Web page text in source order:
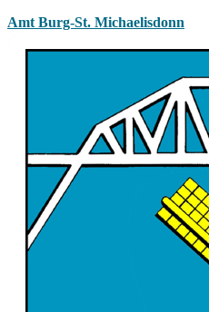
Amt Burg-St. Michaelisdonn